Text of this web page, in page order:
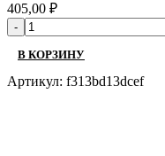
405,00 ₽
В КОРЗИНУ
Артикул: f313bd13dcef